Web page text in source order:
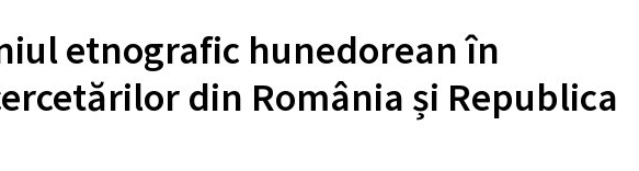
etnografic hunedorean în
din România și Republica